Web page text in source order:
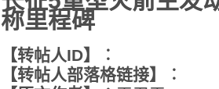
称里程碑
【转帖人ID】︰
【转帖人部落格链接】︰